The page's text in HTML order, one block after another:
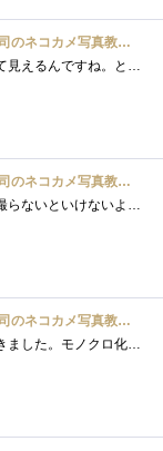
カメ写真教室パート2
写真の印象がガラッと変わって見えるんですね。とても良いと感じました。同じことを、風景や人物で試してみるのも良いかもしれませんね。私�...
カメ写真教室パート2
あじ猫を撮るには時間と枚数撮らないといけないような感じですね。モノクロ写真は絵画的でいいですね。カラーが当たり前の今では逆に新鮮に�...
カメ写真教室パート2
あじ猫という言葉は初めて聞きました。モノクロ化も単純にモノクロに変更するだけではなくてコントラストを調整したりと猫の表情を引きたて�...